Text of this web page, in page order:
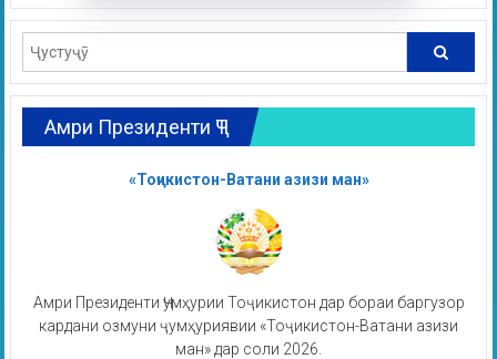
Амри Президенти ҶТ
«Тоҷикистон-Ватани азизи ман»
Амри Президенти Ҷумҳурии Тоҷикистон дар бораи баргузор
кардани озмуни ҷумҳуриявии «Тоҷикистон-Ватани азизи
ман» дар соли 2026.